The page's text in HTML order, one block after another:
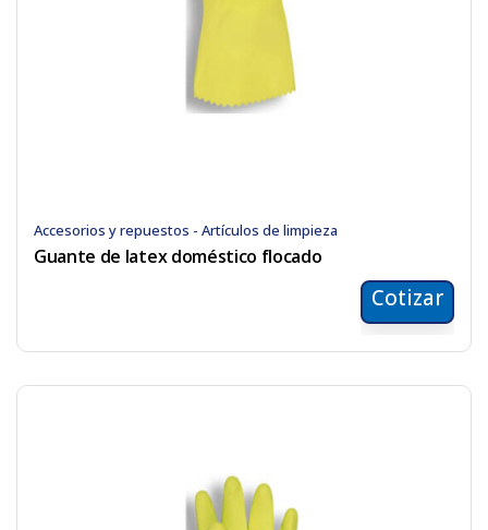
Accesorios y repuestos - Artículos de limpieza
Guante de latex doméstico flocado
Cotizar